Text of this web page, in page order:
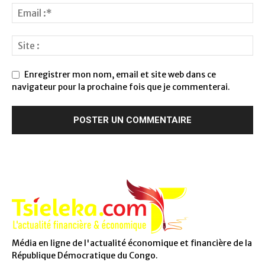
Enregistrer mon nom, email et site web dans ce
navigateur pour la prochaine fois que je commenterai.
Média en ligne de l'actualité économique et financière de la
République Démocratique du Congo.